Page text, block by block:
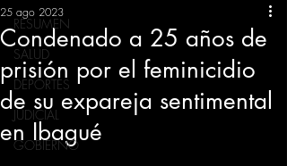
RESUMEN
SALUD
DEPORTES
JUDICIAL
GOBIERNO
Condenado a 25 años de
prisión por el feminicidio
de su expareja sentimental
en Ibagué
25 ago 2023